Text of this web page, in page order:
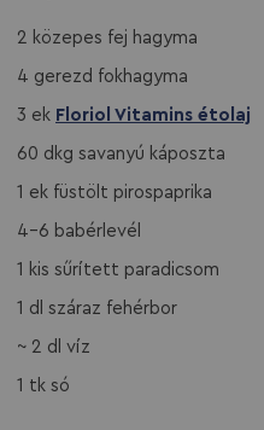
2 közepes fej hagyma
4 gerezd fokhagyma
3 ek Floriol Vitamins étolaj
60 dkg savanyú káposzta
1 ek füstölt pirospaprika
4-6 babérlevél
1 kis sűrített paradicsom
1 dl száraz fehérbor
~ 2 dl víz
1 tk só